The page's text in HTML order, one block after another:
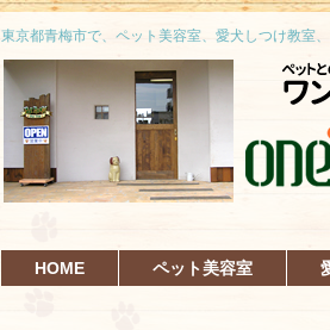
東京都青梅市で、ペット美容室、愛犬しつけ教室
HOME ペット美容室